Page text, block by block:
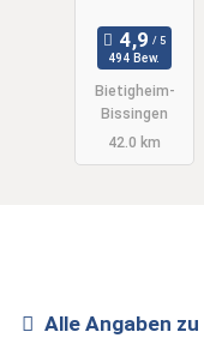
ice
494 Bew.
Bietigheim-
Bissingen
42.0 km
Alle Angaben zu